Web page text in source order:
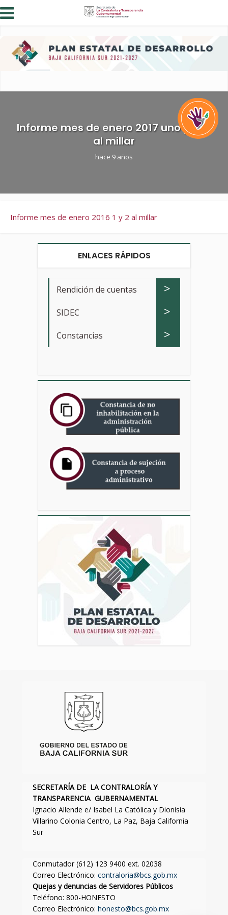
Informe mes de enero 2017 uno y dos
al millar
hace 9 años
Informe mes de enero 2016 1 y 2 al millar
ENLACES RÁPIDOS
Rendición de cuentas >
SIDEC >
Constancias >
SECRETARÍA DE LA CONTRALORÍA Y
TRANSPARENCIA GUBERNAMENTAL
Ignacio Allende e/ Isabel La Católica y Dionisia
Villarino Colonia Centro, La Paz, Baja California
Sur
Conmutador (612) 123 9400 ext. 02038
Correo Electrónico: contraloria@bcs.gob.mx
Quejas y denuncias de Servidores Públicos
Teléfono: 800-HONESTO
Correo Electrónico: honesto@bcs.gob.mx